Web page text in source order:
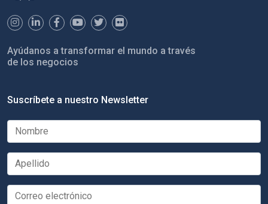
Ayúdanos a transformar el mundo a través
de los negocios
Suscríbete a nuestro Newsletter